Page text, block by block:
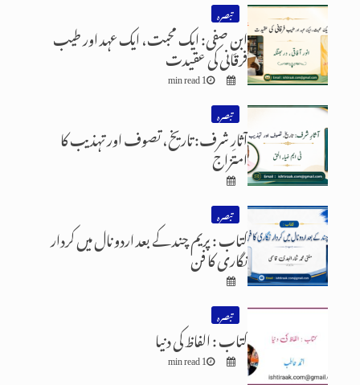
تبصرہ
ابنِ صفی: ایک محبت، ایک عہد اور طیب
فرقانی کی عقیدت
1 min read
تبصرہ
آثارِ شرف: تاریخ، تصوف اور تہذیب کا
امتزاج
تبصرہ
کتاب : پریم چند کے بعد اردو نال میں کردار
نگاری کا فن
تبصرہ
کتاب : الفاظ کی دنیا
1 min read